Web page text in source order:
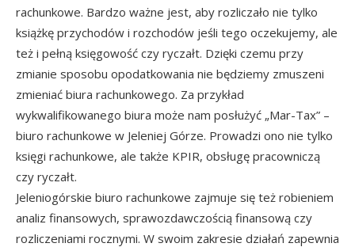
rachunkowe. Bardzo ważne jest, aby rozliczało nie tylko
książkę przychodów i rozchodów jeśli tego oczekujemy, ale
też i pełną księgowość czy ryczałt. Dzięki czemu przy
zmianie sposobu opodatkowania nie będziemy zmuszeni
zmieniać biura rachunkowego. Za przykład
wykwalifikowanego biura może nam posłużyć „Mar-Tax” –
biuro rachunkowe w Jeleniej Górze. Prowadzi ono nie tylko
księgi rachunkowe, ale także KPIR, obsługę pracowniczą
czy ryczałt.
Jeleniogórskie biuro rachunkowe zajmuje się też robieniem
analiz finansowych, sprawozdawczością finansową czy
rozliczeniami rocznymi. W swoim zakresie działań zapewnia